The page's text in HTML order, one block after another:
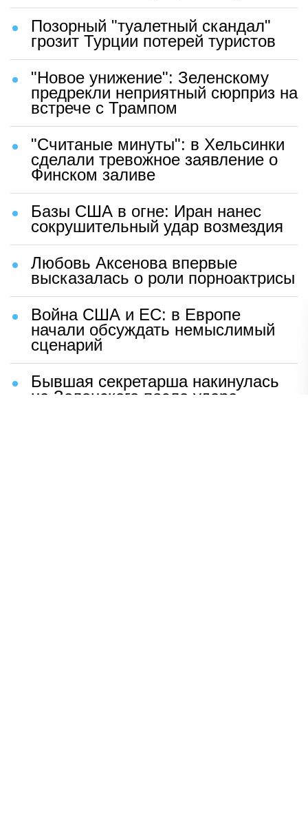
Позорный "туалетный скандал"
грозит Турции потерей туристов
"Новое унижение": Зеленскому
предрекли неприятный сюрприз на
встрече с Трампом
"Считаные минуты": в Хельсинки
сделали тревожное заявление о
Финском заливе
Базы США в огне: Иран нанес
сокрушительный удар возмездия
Любовь Аксенова впервые
высказалась о роли порноактрисы
Война США и ЕС: в Европе
начали обсуждать немыслимый
сценарий
Бывшая секретарша накинулась
на Зеленского после удара